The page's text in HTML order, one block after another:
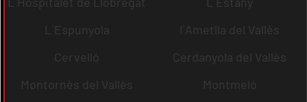
L´Espunyola
l´Ametlla del Vallès
Cervelló
Cerdanyola del Vallès
Montornès del Vallès
Montmeló